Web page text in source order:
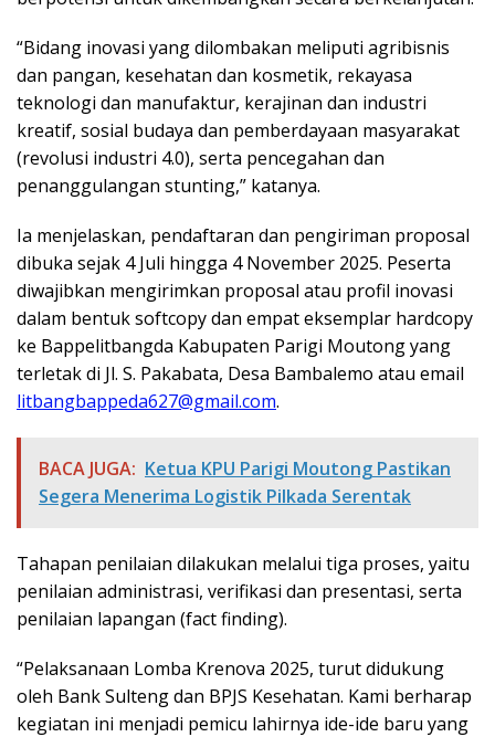
“Bidang inovasi yang dilombakan meliputi agribisnis
dan pangan, kesehatan dan kosmetik, rekayasa
teknologi dan manufaktur, kerajinan dan industri
kreatif, sosial budaya dan pemberdayaan masyarakat
(revolusi industri 4.0), serta pencegahan dan
penanggulangan stunting,” katanya.
Ia menjelaskan, pendaftaran dan pengiriman proposal
dibuka sejak 4 Juli hingga 4 November 2025. Peserta
diwajibkan mengirimkan proposal atau profil inovasi
dalam bentuk softcopy dan empat eksemplar hardcopy
ke Bappelitbangda Kabupaten Parigi Moutong yang
terletak di Jl. S. Pakabata, Desa Bambalemo atau email
litbangbappeda627@gmail.com.
BACA JUGA: Ketua KPU Parigi Moutong Pastikan
Segera Menerima Logistik Pilkada Serentak
Tahapan penilaian dilakukan melalui tiga proses, yaitu
penilaian administrasi, verifikasi dan presentasi, serta
penilaian lapangan (fact finding).
“Pelaksanaan Lomba Krenova 2025, turut didukung
oleh Bank Sulteng dan BPJS Kesehatan. Kami berharap
kegiatan ini menjadi pemicu lahirnya ide-ide baru yang